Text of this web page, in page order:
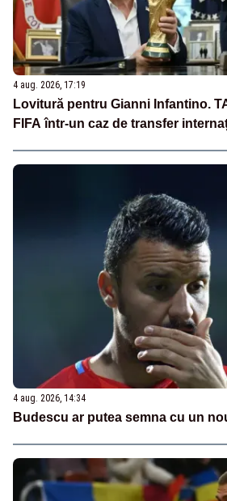
4 aug. 2026, 17:19
Lovitură pentru Gianni Infantino.
FIFA într-un caz de transfer
4 aug. 2026, 14:34
Budescu ar putea semna cu un